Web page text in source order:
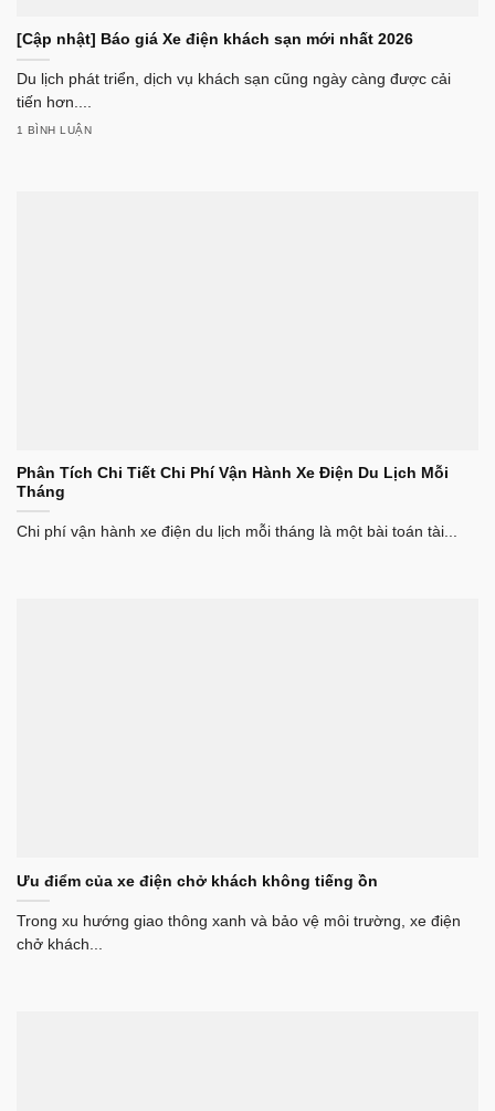
[Cập nhật] Báo giá Xe điện khách sạn mới nhất 2026
Du lịch phát triển, dịch vụ khách sạn cũng ngày càng được cải
tiến hơn....
1 BÌNH LUẬN
Phân Tích Chi Tiết Chi Phí Vận Hành Xe Điện Du Lịch Mỗi
Tháng
Chi phí vận hành xe điện du lịch mỗi tháng là một bài toán tài...
Ưu điểm của xe điện chở khách không tiếng ồn
Trong xu hướng giao thông xanh và bảo vệ môi trường, xe điện
chở khách...